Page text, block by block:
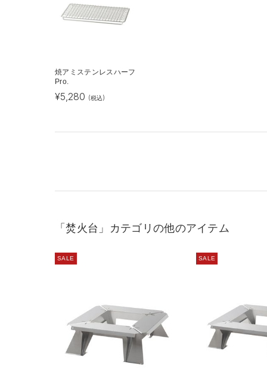
焼アミステンレスハーフ
Pro.
¥5,280 (税込)
「焚火台」カテゴリの他のアイテム
SALE SALE